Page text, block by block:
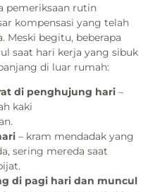
pemeriksaan rutin
kompensasi yang telah
Meski begitu, beberapa
saat hari kerja yang sibuk
di luar rumah:
di penghujung hari –
kaki
– kram mendadak yang
sering mereda saat
di pagi hari dan muncul